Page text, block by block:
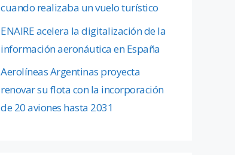
cuando realizaba un vuelo turístico
ENAIRE acelera la digitalización de la
información aeronáutica en España
Aerolíneas Argentinas proyecta
renovar su flota con la incorporación
de 20 aviones hasta 2031